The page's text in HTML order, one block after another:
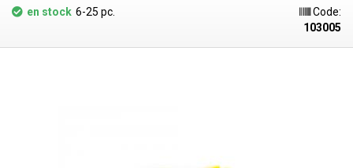
résistance de 1MΩ est également incluse ; elle doit être précâblée lors
du raccordement du boîtier ESD au conducteur PE du réseau électrique.
résistance n'est pas nécessaire car elle est généralement déjà incluse
en stock 6-25 pc.
Code:
103005